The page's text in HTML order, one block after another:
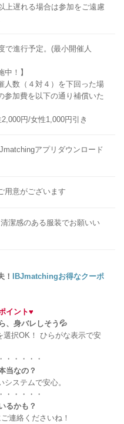
上遅れる場合は参加をご遠慮
で進行予定。(最小開催人
中！】
人数（４対４）を下回った場
参加費を以下の通り補償いた
円/女性1,000円引き
アプリダウンロード
用意がございます
潔感のある服装でお願いい
！ IBJmatchingお得なクーポ
イント♥
、身バレしそう💦
択OK！ ひらがな表示で安
・・・・
当なの？
ステムで安心。
・・・・
るかも？
連絡くださいね！